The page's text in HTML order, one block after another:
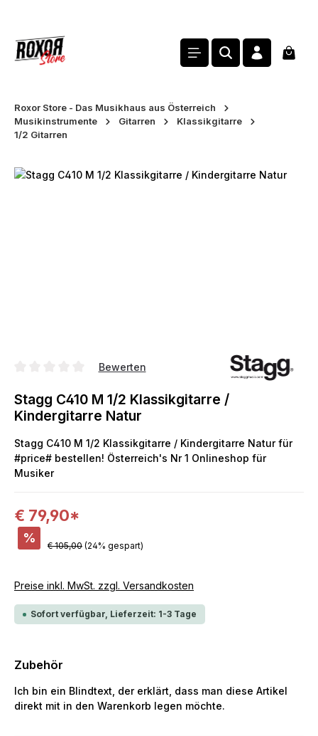
Roxor Store - Das Musikhaus aus Österreich
Musikinstrumente
Gitarren
Klassikgitarre
1/2 Gitarren
Bildergalerie überspringen
Durchschnittliche Bewertung von 0 von 5 Sternen
Bewerten
Stagg C410 M 1/2 Klassikgitarre /
Kindergitarre Natur
Stagg C410 M 1/2 Klassikgitarre / Kindergitarre Natur für
#price# bestellen! Österreich's Nr 1 Onlineshop für
Musiker
€ 79,90*
%
€ 105,00 (24% gespart)
Preise inkl. MwSt. zzgl. Versandkosten
Sofort verfügbar, Lieferzeit: 1-3 Tage
Zubehör
Ich bin ein Blindtext, der erklärt, dass man diese Artikel
direkt mit in den Warenkorb legen möchte.